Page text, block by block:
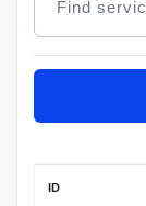
ID Услуга